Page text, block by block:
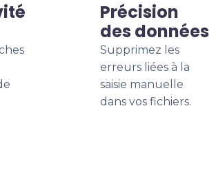
Précision
des données
Supprimez les
erreurs liées à la
saisie manuelle
dans vos fichiers.